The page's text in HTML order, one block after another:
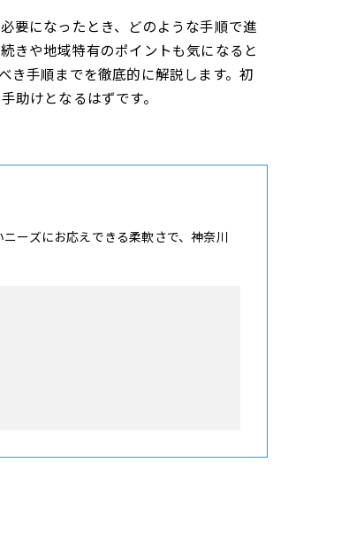
要になったとき、どのような手順で進
きや地域特有のポイントも気になると
き手順までを徹底的に解説します。初
けとなるはずです。
ーズにお応えできる柔軟さで、神奈川